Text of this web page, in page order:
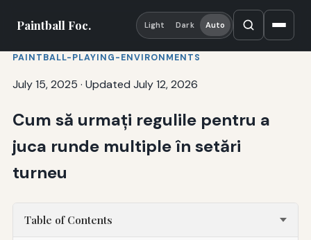
Paintball Foc. Light Dark Auto
PAINTBALL-PLAYING-ENVIRONMENTS
July 15, 2025 · Updated July 12, 2026
Cum să urmați regulile pentru a
juca runde multiple în setări
turneu
Table of Contents